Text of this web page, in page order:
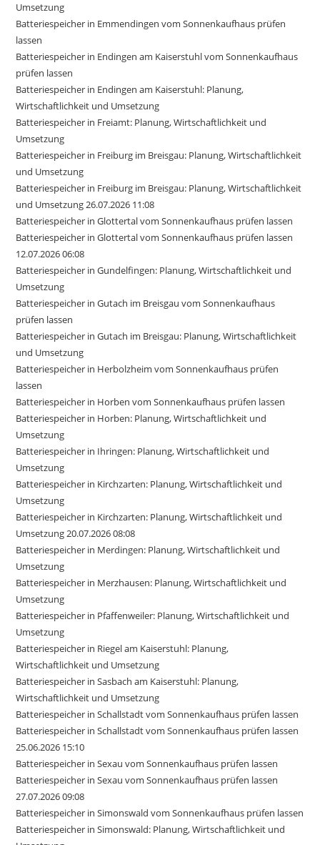
Umsetzung
Batteriespeicher in Emmendingen vom Sonnenkaufhaus prüfen
lassen
Batteriespeicher in Endingen am Kaiserstuhl vom Sonnenkaufhaus
prüfen lassen
Batteriespeicher in Endingen am Kaiserstuhl: Planung,
Wirtschaftlichkeit und Umsetzung
Batteriespeicher in Freiamt: Planung, Wirtschaftlichkeit und
Umsetzung
Batteriespeicher in Freiburg im Breisgau: Planung, Wirtschaftlichkeit
und Umsetzung
Batteriespeicher in Freiburg im Breisgau: Planung, Wirtschaftlichkeit
und Umsetzung 26.07.2026 11:08
Batteriespeicher in Glottertal vom Sonnenkaufhaus prüfen lassen
Batteriespeicher in Glottertal vom Sonnenkaufhaus prüfen lassen
12.07.2026 06:08
Batteriespeicher in Gundelfingen: Planung, Wirtschaftlichkeit und
Umsetzung
Batteriespeicher in Gutach im Breisgau vom Sonnenkaufhaus
prüfen lassen
Batteriespeicher in Gutach im Breisgau: Planung, Wirtschaftlichkeit
und Umsetzung
Batteriespeicher in Herbolzheim vom Sonnenkaufhaus prüfen
lassen
Batteriespeicher in Horben vom Sonnenkaufhaus prüfen lassen
Batteriespeicher in Horben: Planung, Wirtschaftlichkeit und
Umsetzung
Batteriespeicher in Ihringen: Planung, Wirtschaftlichkeit und
Umsetzung
Batteriespeicher in Kirchzarten: Planung, Wirtschaftlichkeit und
Umsetzung
Batteriespeicher in Kirchzarten: Planung, Wirtschaftlichkeit und
Umsetzung 20.07.2026 08:08
Batteriespeicher in Merdingen: Planung, Wirtschaftlichkeit und
Umsetzung
Batteriespeicher in Merzhausen: Planung, Wirtschaftlichkeit und
Umsetzung
Batteriespeicher in Pfaffenweiler: Planung, Wirtschaftlichkeit und
Umsetzung
Batteriespeicher in Riegel am Kaiserstuhl: Planung,
Wirtschaftlichkeit und Umsetzung
Batteriespeicher in Sasbach am Kaiserstuhl: Planung,
Wirtschaftlichkeit und Umsetzung
Batteriespeicher in Schallstadt vom Sonnenkaufhaus prüfen lassen
Batteriespeicher in Schallstadt vom Sonnenkaufhaus prüfen lassen
25.06.2026 15:10
Batteriespeicher in Sexau vom Sonnenkaufhaus prüfen lassen
Batteriespeicher in Sexau vom Sonnenkaufhaus prüfen lassen
27.07.2026 09:08
Batteriespeicher in Simonswald vom Sonnenkaufhaus prüfen lassen
Batteriespeicher in Simonswald: Planung, Wirtschaftlichkeit und